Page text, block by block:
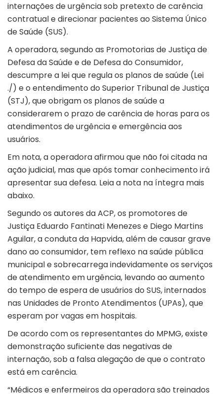
internações de urgência sob pretexto de carência
contratual e direcionar pacientes ao Sistema Único
de Saúde (SUS).
A operadora, segundo as Promotorias de Justiça de
Defesa da Saúde e de Defesa do Consumidor,
descumpre a lei que regula os planos de saúde (Lei
./) e o entendimento do Superior Tribunal de Justiça
(STJ), que obrigam os planos de saúde a
considerarem o prazo de carência de horas para os
atendimentos de urgência e emergência aos
usuários.
Em nota, a operadora afirmou que não foi citada na
ação judicial, mas que após tomar conhecimento irá
apresentar sua defesa. Leia a nota na íntegra mais
abaixo.
Segundo os autores da ACP, os promotores de
Justiça Eduardo Fantinati Menezes e Diego Martins
Aguilar, a conduta da Hapvida, além de causar grave
dano ao consumidor, tem reflexo na saúde pública
municipal e sobrecarrega indevidamente os serviços
de atendimento em urgência, levando ao aumento
do tempo de espera de usuários do SUS, internados
nas Unidades de Pronto Atendimentos (UPAs), que
esperam por vagas em hospitais.
De acordo com os representantes do MPMG, existe
demonstração suficiente das negativas de
internação, sob a falsa alegação de que o contrato
está em carência.
“Médicos e enfermeiros da operadora são treinados